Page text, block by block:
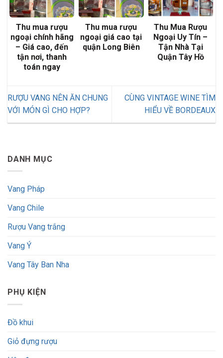
Thu mua rượu
ngoại chính hãng
– Giá cao, đến
tận nơi, thanh
toán ngay
Thu mua rượu
ngoại giá cao tại
quận Long Biên
Thu Mua Rượu
Ngoại Uy Tín –
Tận Nhà Tại
Quận Tây Hồ
RƯỢU VANG NÊN ĂN CHUNG
VỚI MÓN GÌ CHO HỢP?
CÙNG VINTAGE WINE TÌM
HIỂU VỀ BORDEAUX
DANH MỤC
Vang Pháp
Vang Chile
Rượu Vang trắng
Vang Ý
Vang Tây Ban Nha
PHỤ KIỆN
Đồ khui
Giỏ đựng rượu